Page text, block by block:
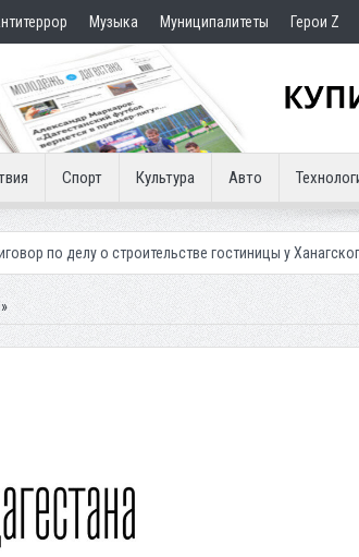
Музыка Муниципалитеты Герои Z
Спорт Культура Авто
строительстве гостиницы у Ханагского водопада